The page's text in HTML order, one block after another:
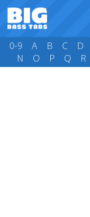
0-9 A B C D
N
O P Q R